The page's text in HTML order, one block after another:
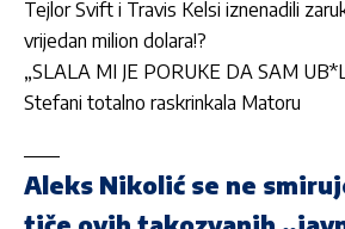
Tejlor Svift i Travis Kelsi iznenadili
vrijedan milion dolara!?
„SLALA MI JE PORUKE DA SAM
Stefani totalno raskrinkala Matoru
Aleks Nikolić se ne